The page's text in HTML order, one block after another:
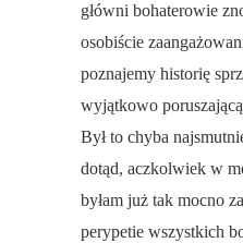
główni bohaterowie
osobiście
poznajemy historię
wyjątkowo
Był to chyba
dotąd, aczkolwiek w
byłam już tak mocno
perypetie wszystkich